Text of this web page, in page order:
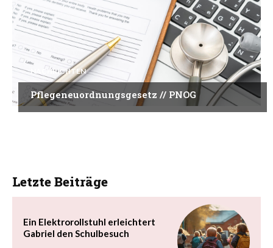
NACHRICHTEN
Pflegeneuordnungsgesetz // PNOG
Letzte Beiträge
Ein Elektrorollstuhl erleichtert
Gabriel den Schulbesuch